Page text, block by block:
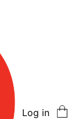
Log in